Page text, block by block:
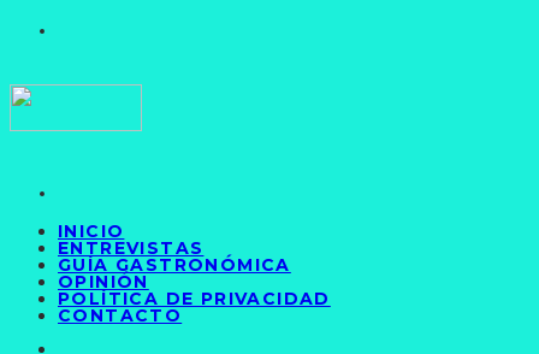
INICIO
ENTREVISTAS
GUÍA GASTRONÓMICA
OPINIÓN
POLÍTICA DE PRIVACIDAD
CONTACTO